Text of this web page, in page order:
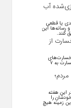
آب
یا قطعی
رسانه‌ها این
کنند.
خسارت از
بدنی از ابتدای سال ۱۴۰۵ تاکنون، ۳۶ هزار و ۹۵۰ میلیارد ریال خسارت به ۷
هفته
را
زمینه هیچ